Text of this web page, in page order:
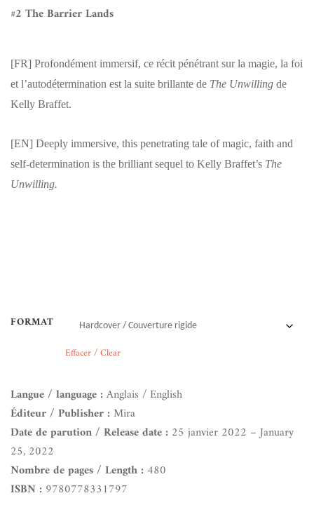
#2 The Barrier Lands
[FR] Profondément immersif, ce récit pénétrant sur la magie, la foi
et l’autodétermination est la suite brillante de The Unwilling de
Kelly Braffet.
[EN] Deeply immersive, this penetrating tale of magic, faith and
self-determination is the brilliant sequel to Kelly Braffet’s The
Unwilling.
FORMAT
Effacer / Clear
Langue / language :Anglais / English
Éditeur / Publisher :Mira
Date de parution / Release date : 25 janvier 2022 – January
25, 2022
Nombre de pages / Length : 480
ISBN : 9780778331797